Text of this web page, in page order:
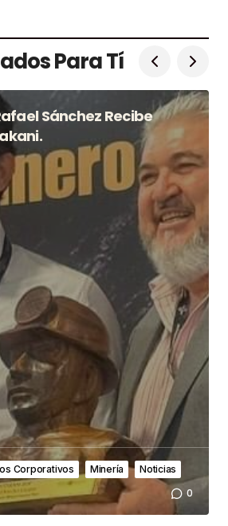
Para Tí
Sánchez Recibe
Corporativos Minería Noticias
0